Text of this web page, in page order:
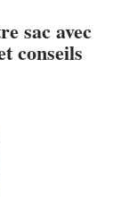
sac avec
conseils